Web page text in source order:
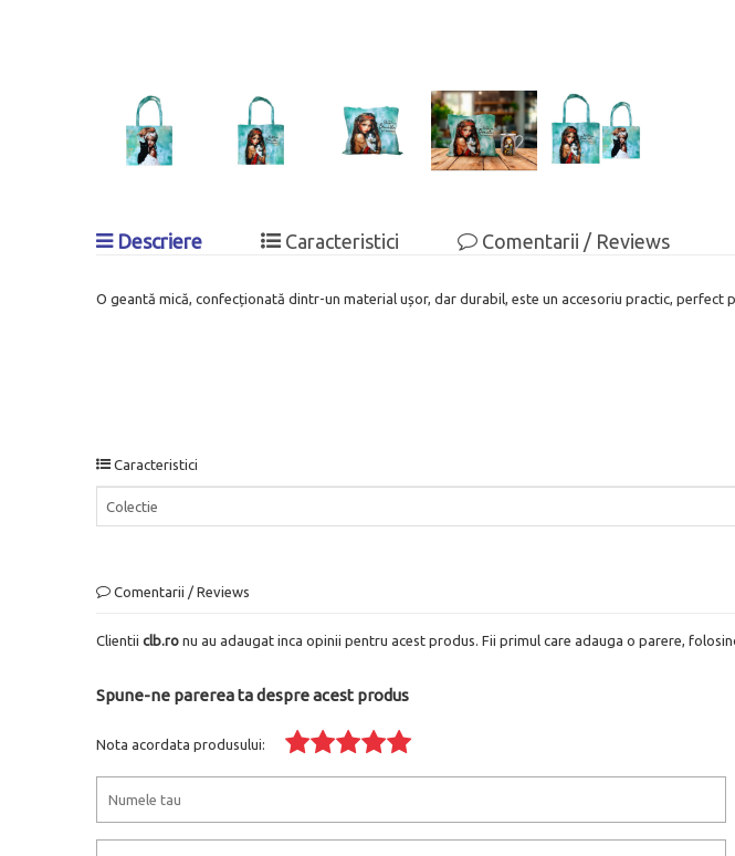
Descriere Caracteristici Comentarii / Reviews
O geantă mică, confecționată dintr-un material ușor, dar durabil, este un accesoriu practic, perfect
Caracteristici
Colectie
Comentarii / Reviews
Clientii clb.ro nu au adaugat inca opinii pentru acest produs. Fii primul care adauga o parere,
Spune-ne parerea ta despre acest produs
Nota acordata produsului: